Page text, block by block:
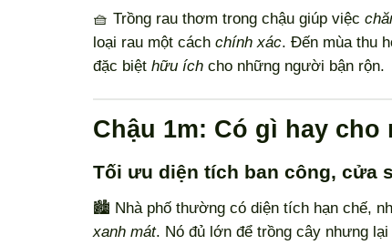
🧺 Trồng rau thơm trong chậu giúp việc
loại rau một cách chính xác. Đến mùa thu
đặc biệt hữu ích cho những người bận rộn.
Chậu 1m: Có gì hay cho
Tối ưu diện tích ban công, cửa
🏙️ Nhà phố thường có diện tích hạn chế,
xanh mát. Nó đủ lớn để trồng cây nhưng lại